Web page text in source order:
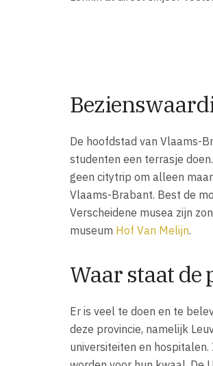
De hoofdstad van Vlaams-
studenten een terrasje
geen citytrip om alleen
Vlaams-Brabant. Best de
Verscheidene musea zijn
museum Hof Van Melijn.
Waar staat
Er is veel te doen en te
deze provincie, namelijk
universiteiten en